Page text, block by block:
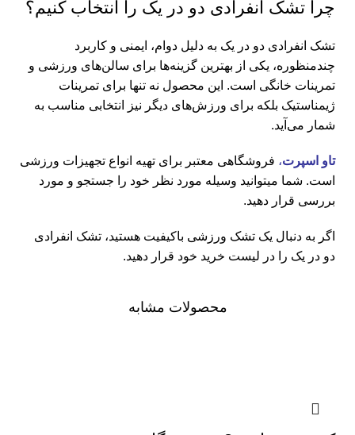
چرا تشک انفرادی دو در یک را انتخاب کنیم؟
تشک انفرادی دو در یک به دلیل دوام، ایمنی و کاربرد
چندمنظوره، یکی از بهترین گزینه‌ها برای سالن‌های ورزشی و
تمرینات خانگی است. این محصول نه تنها برای تمرینات
ژیمناستیک بلکه برای ورزش‌های دیگر نیز انتخابی مناسب به
شمار می‌آید.
تاو اسپرت، فروشگاهی معتبر برای تهیه انواع تجهیزات ورزشی
است. شما میتوانید وسیله مورد نظر خود را جستجو و مورد
بررسی قرار دهید.
اگر به دنبال یک تشک ورزشی باکیفیت هستید، تشک انفرادی
دو در یک را در لیست خرید خود قرار دهید.
محصولات مشابه